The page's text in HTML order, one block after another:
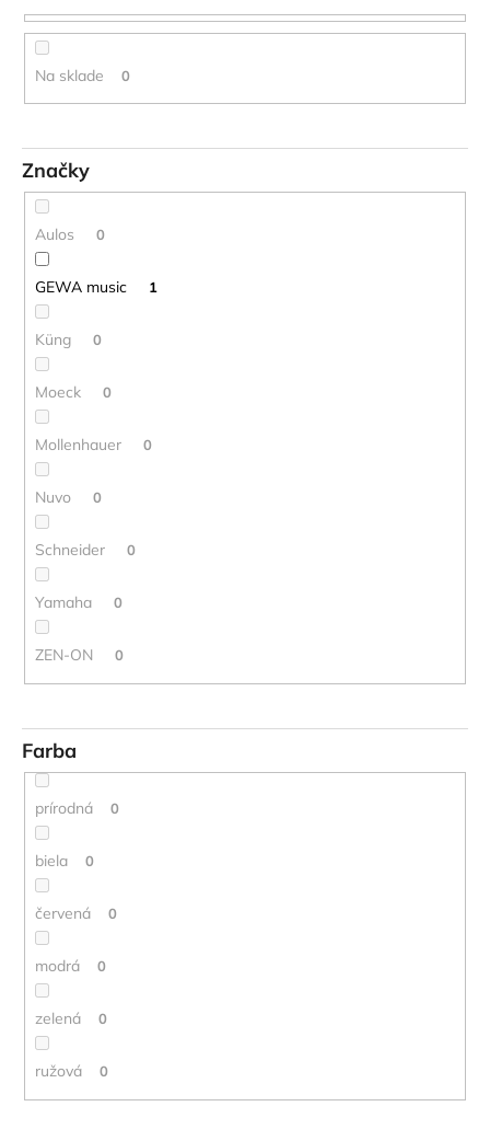
r
o
d
u
t
o
Na sklade 0
Značky
Aulos 0
GEWA music 1
Küng 0
Moeck 0
Mollenhauer 0
Nuvo 0
Schneider 0
Yamaha 0
ZEN-ON 0
Farba
prírodná 0
biela 0
červená 0
modrá 0
zelená 0
ružová 0
O
d
č
a
m
VANDOREN
V21
PLÁTKY
NA
ALT
SAXOFÓN
3,80